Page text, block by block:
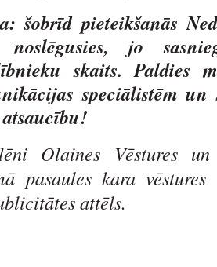
šobrīd pieteikšanās
jo
skaits. Paldies
speciālistēm un
Olaines Vēstures un
pasaules kara vēstures
attēls.